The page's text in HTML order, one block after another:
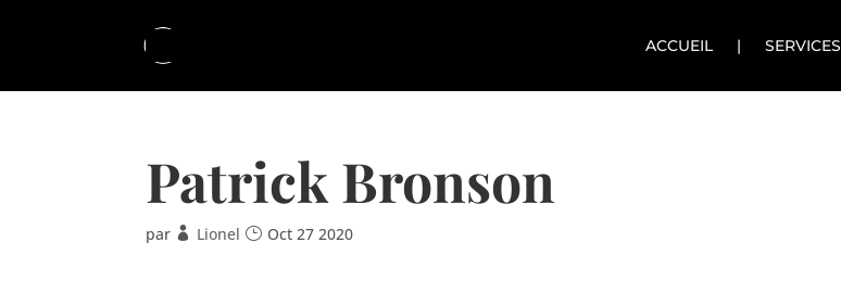
ACCUEIL | SERVICES
Patrick Bronson
par Lionel Oct 27 2020